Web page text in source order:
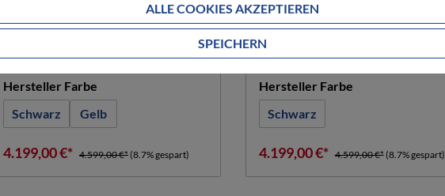
Rahmengrößeauswählen
Hersteller Farbe
Schwarz
Gelb
4.199,00 €* 4.599,00 €* (8.7% gespart)
Rahmengrößeauswählen
Hersteller Farbeauswählen
Schwarz
4.199,00 €* 4.599,00 €* (8.7% gespart)
ALLE COOKIES AKZEPTIEREN
SPEICHERN